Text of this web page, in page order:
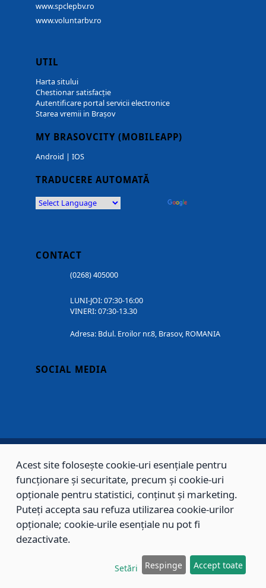
www.spclepbv.ro
www.voluntarbv.ro
UTIL
Harta sitului
Chestionar satisfacție
Autentificare portal servicii electronice
Starea vremii in Brașov
MY BRASOVCITY (MOBILEAPP)
Android | IOS
TRADUCERE AUTOMATĂ
CONTACT
(0268) 405000
LUNI-JOI: 07:30-16:00
VINERI: 07:30-13.30
Adresa: Bdul. Eroilor nr.8, Brasov, ROMANIA
SOCIAL MEDIA
Copyright © 2002 - 2026 - PRIMĂRIA MUNICIPIULUI BRAȘOV, toate drepturile
rezervate.
Sitemap Contact
Acest site folosește cookie-uri esențiale pentru
funcționare și securitate, precum și cookie-uri
opționale pentru statistici, conținut și marketing.
Puteți accepta sau refuza utilizarea cookie-urilor
opționale; cookie-urile esențiale nu pot fi
dezactivate.
Setări Respinge Accept toate